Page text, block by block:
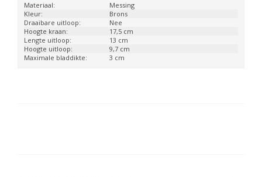
Materiaal:
Messing
Kleur:
Brons
Draaibare uitloop:
Nee
Hoogte kraan:
17,5 cm
Lengte uitloop:
13 cm
Hoogte uitloop:
9,7 cm
Maximale bladdikte:
3 cm